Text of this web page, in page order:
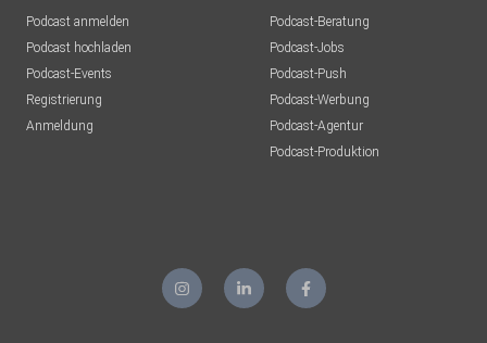
Podcast anmelden
Podcast hochladen
Podcast-Events
Registrierung
Anmeldung
Podcast-Beratung
Podcast-Jobs
Podcast-Push
Podcast-Werbung
Podcast-Agentur
Podcast-Produktion